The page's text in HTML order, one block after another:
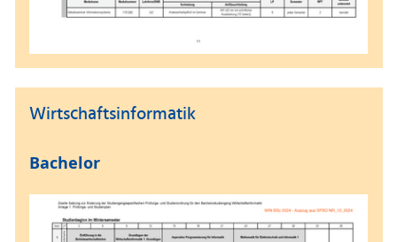
Wirtschaftsinformatik
Bachelor